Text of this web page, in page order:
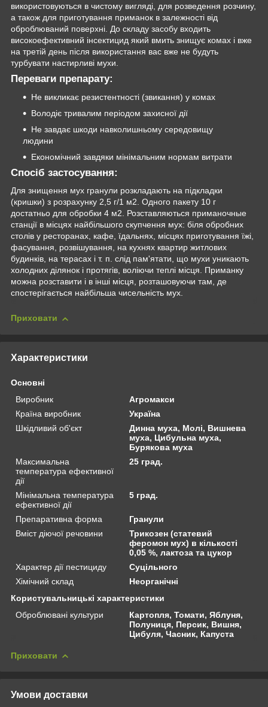
використовуються в чистому вигляді, для розведення розчину,
а також для приготування приманок в залежності від
оброблюваний поверхні. До складу засобу входить
високоефективний інсектицид який вмить знищує комах і вже
на третій день після використання вас вже не будуть
турбувати настирливі мухи.
Переваги препарату:
Не викликає резистентності (звикання) у комах
Володіє тривалим періодом захисної дії
Не завдає шкоди навколишньому середовищу
людини
Економічний завдяки мінімальним нормам витрати
Спосіб застосування:
Для знищення мух гранули розкладають на підкладки
(кришки) з розрахунку 2,5 г/1 м2. Одного пакету 10 г
достатньо для обробки 4 м2. Розставляються приманочные
станції в місцях найбільшого скупчення мух: біля обробних
столів у ресторанах, кафе, їдальнях, місцях приготування їжі,
фасування, розвішування, на кухнях квартир житлових
будинків, на терасах і т. п. слід пам'ятати, що мухи уникають
холодних ділянок і протягів, воліючи теплі місця. Приманку
можна розставити і в інші місця, розташовуючи там, де
спостерігається найбільша чисельність мух.
Приховати
Характеристики
Основні
Виробник
Агромакси
Країна виробник
Україна
Шкідливий об'єкт
Динна муха, Молі, Вишнева
муха, Цибульна муха,
Бурякова муха
Максимальна
температура ефективної
дії
25 град.
Мінімальна температура
ефективної дії
5 град.
Препаративна форма
Гранули
Вміст діючої речовини
Трикозен (статевий
феромон мух) в кількості
0,05 %, лактоза та цукор
Характер дії пестициду
Суцільного
Хімічний склад
Неорганічні
Користувальницькі характеристики
Оброблювані культури
Картопля, Томати, Яблуня,
Полуниця, Персик, Вишня,
Цибуля, Часник, Капуста
Приховати
Умови доставки